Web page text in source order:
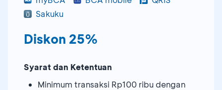
Sakuku
Diskon 25%
Syarat dan Ketentuan
Minimum transaksi Rp100 ribu dengan